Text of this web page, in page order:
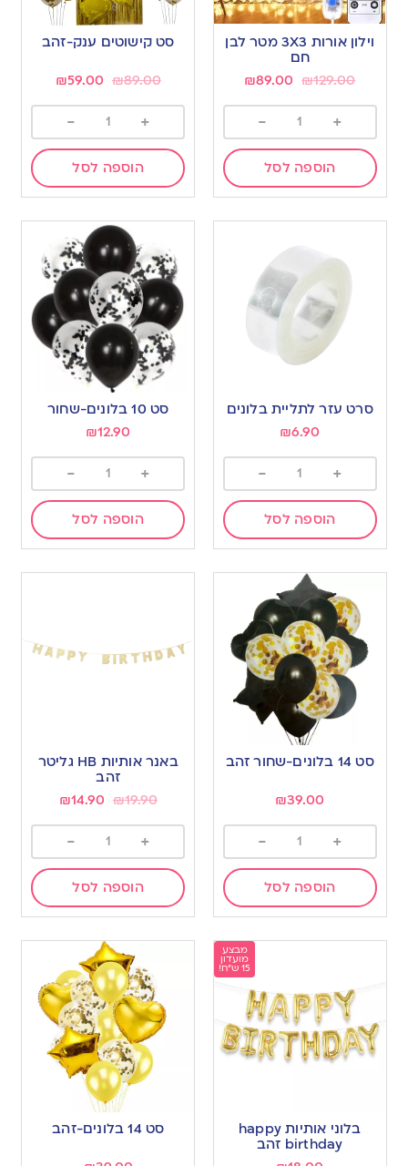
וילון אורות 3X3 מטר לבן
חם
₪129.00
₪89.00
+
-
הוספה לסל
סט קישוטים ענק-זהב
₪89.00
₪59.00
+
-
הוספה לסל
סרט עזר לתליית בלונים
₪6.90
+
-
הוספה לסל
סט 10 בלונים-שחור
₪12.90
+
-
הוספה לסל
סט 14 בלונים-שחור זהב
₪39.00
+
-
הוספה לסל
באנר אותיות HB גליטר
זהב
₪19.90
₪14.90
+
-
הוספה לסל
מבצע
מועדון
15 ש"ח!
בלוני אותיות happy
birthday זהב
סט 14 בלונים-זהב